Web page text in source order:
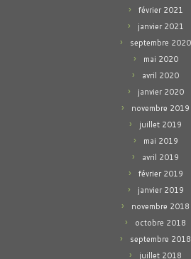
février 2021
janvier 2021
septembre 2020
mai 2020
avril 2020
janvier 2020
novembre 2019
juillet 2019
mai 2019
avril 2019
février 2019
janvier 2019
novembre 2018
octobre 2018
septembre 2018
juillet 2018